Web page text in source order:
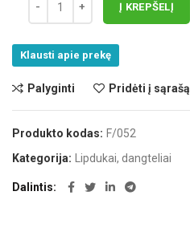
Į KREPŠELĮ
Klausti apie prekę
Palyginti Pridėti į sąrašą
Produkto kodas: F/052
Kategorija:
Lipdukai, dangteliai
Dalintis